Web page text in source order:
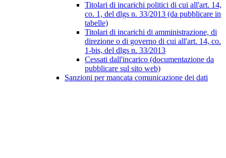
Titolari di incarichi politici di cui all'art. 14,
co. 1, del dlgs n. 33/2013 (da pubblicare in
tabelle)
Titolari di incarichi di amministrazione, di
direzione o di governo di cui all'art. 14, co.
1-bis, del dlgs n. 33/2013
Cessati dall'incarico (documentazione da
pubblicare sul sito web)
Sanzioni per mancata comunicazione dei dati